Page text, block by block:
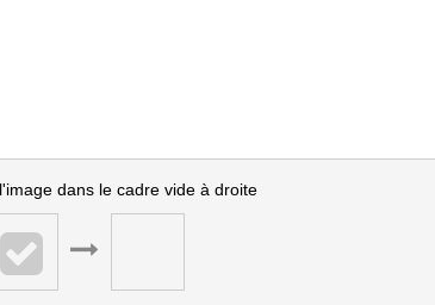
dans le cadre vide à droite